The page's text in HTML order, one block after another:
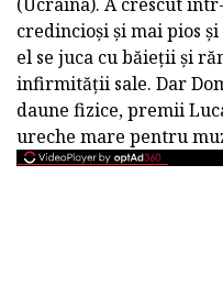
credincioși și mai pios
el se juca cu băieții și
infirmității sale. Dar
daune fizice, premii
ureche mare pentru